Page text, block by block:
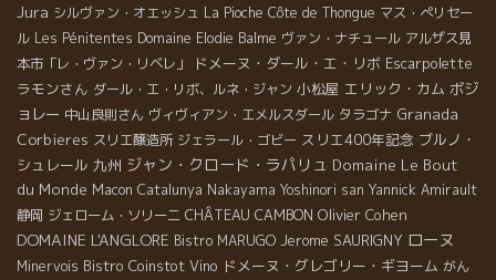
Jura シルヴァン・オエッシュ La Pioche Côte de Thongue マス・ぺリセー
ル Les Pénitentes Domaine Elodie Balme ヴァン・ナチュール アルザス見
本市「レ・ヴァン・リベレ」
ドメーヌ・ダール・エ・リボ Escarpolette
ラモンさん ダール・エ・リボ、ルネ・ジャン 小松屋 エリック・カム ボジ
ョレー 中山良則さん ヴィヴィアン・エメルスダール タラゴナ Granada
Corbieres スリエ醸造所 ジェラール・ゴビー スリエ400年記念 ブルノ・
シュレール 九州 ジャン・クロード・ラパリュ Domaine Le Bout
du Monde Macon Catalunya Nakayama Yoshinori san Yannick Amirault
静岡 ジェローム・ソリーニ CHÂTEAU CAMBON Olivier Cohen
DOMAINE L'ANGLORE Bistro MARUGO Jerome SAURIGNY ローヌ
Minervois Bistro Coinstot Vino ドメーヌ・グレゴリー・ギヨーム がん